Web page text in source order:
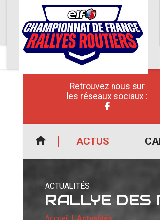
Retrouvez nous sur
les réseaux sociaux :
ACTUS
ACTUALITÉS
RALLYE DES
Accueil
Actualités